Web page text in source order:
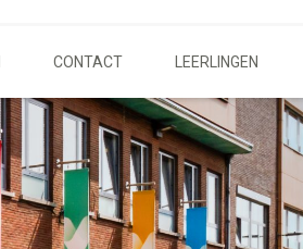
CONTACT LEERLINGEN